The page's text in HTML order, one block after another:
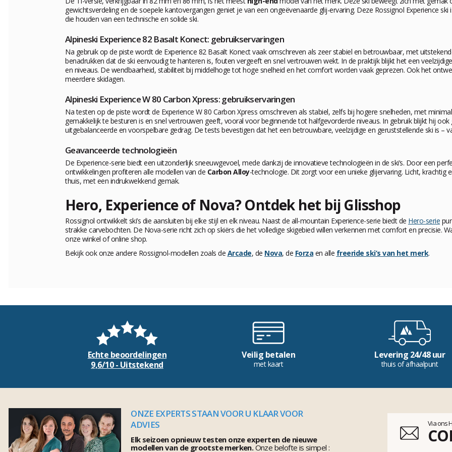
gewichtsverdeling en de soepele kantovergangen geniet je van een ongeëvenaarde glij-ervaring. Deze Rossignol Experience
die houden van een technische en solide ski.
Alpineski Experience 82 Basalt Konect: gebruikservaringen
Na gebruik op de piste wordt de Experience 82 Basalt Konect vaak omschreven als zeer stabiel en betrouwbaar, met
benadrukken dat de ski eenvoudig te hanteren is, fouten vergeeft en snel vertrouwen wekt. In de praktijk blijkt het een
en niveaus. De wendbaarheid, stabiliteit bij middelhoge tot hoge snelheid en het comfort worden vaak geprezen. Ook het
meerdere skidagen.
Alpineski Experience W 80 Carbon Xpress: gebruikservaringen
Na testen op de piste wordt de Experience W 80 Carbon Xpress omschreven als stabiel, zelfs bij hogere snelheden, met
gemakkelijk te besturen is en snel vertrouwen geeft, vooral voor beginnende tot halfgevorderde niveaus. In gebruik blijkt hij
uitgebalanceerde en voorspelbare gedrag. De tests bevestigen dat het een betrouwbare, veelzijdige en geruststellende ski is –
Geavanceerde technologieën
De Experience-serie biedt een uitzonderlijk sneeuwgevoel, mede dankzij de innovatieve technologieën in de ski’s. Door een
ontwikkelingen profiteren alle modellen van de Carbon Alloy-technologie. Dit zorgt voor een unieke glijervaring. Licht, krachtig
thuis, met een indrukwekkend gemak.
Hero, Experience of Nova? Ontdek het bij Glisshop
Rossignol ontwikkelt ski’s die aansluiten bij elke stijl en elk niveau. Naast de all-mountain Experience-serie biedt de Hero-serie
strakke carvebochten. De Nova-serie richt zich op skiërs die het volledige skigebied willen verkennen met comfort en precisie.
onze winkel of online shop.
Bekijk ook onze andere Rossignol-modellen zoals de Arcade, de Nova, de Forza en alle freeride ski’s van het merk.
Echte beoordelingen
9,6/10 - Uitstekend
Veilig betalen
met kaart
Levering 24/48 uur
thuis of afhaalpunt
ONZE EXPERTS STAAN VOOR U KLAAR VOOR
ADVIES
Elk seizoen opnieuw testen onze experten de nieuwe
modellen van de grootste merken.Onze belofte is simpel :
Via ons